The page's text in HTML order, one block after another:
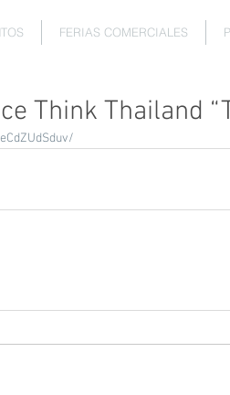
FERIAS COMERCIALES
Think Thailand